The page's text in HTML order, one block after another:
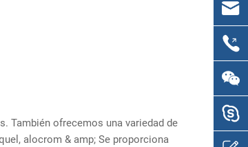
También ofrecemos una variedad de
alocrom & amp; Se proporciona